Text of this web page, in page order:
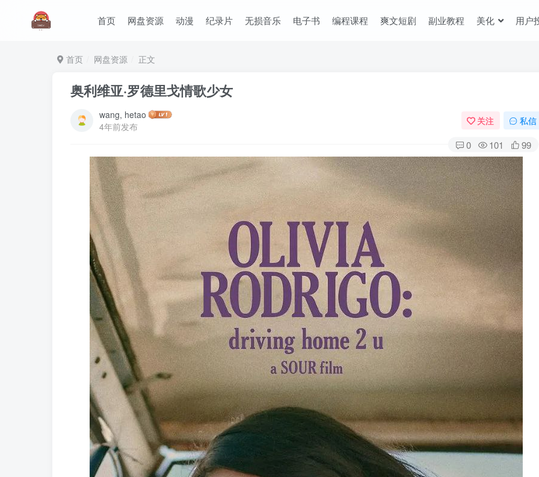
首页 网盘资源 动漫 纪录片 无损音乐 电子书 编程课程 爽文短剧 副业教程 美化 用户
首页 网盘资源 正文
奥利维亚·罗德里戈情歌少女
wang, hetao
4年前发布
关注 私信
0 101 99